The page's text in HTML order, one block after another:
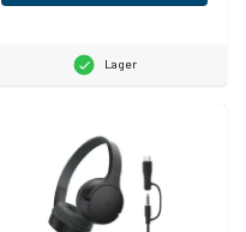
Lager